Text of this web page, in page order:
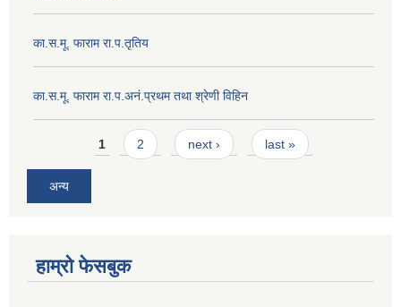
का.स.मू. फाराम रा.प.तृतिय
का.स.मू. फाराम रा.प.अनं.प्रथम तथा श्रेणी विहिन
Pages1 2 next › last »
अन्य
हाम्रो फेसबुक